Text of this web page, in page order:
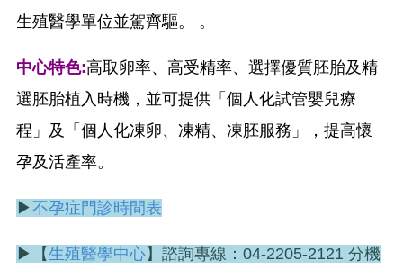
生殖醫學單位並駕齊驅。 。
中心特色:高取卵率、高受精率、選擇優質胚胎及精
選胚胎植入時機，並可提供「個人化試管嬰兒療
程」及「個人化凍卵、凍精、凍胚服務」，提高懷
孕及活產率。
▶不孕症門診時間表
▶【生殖醫學中心】諮詢專線：04-2205-2121 分機